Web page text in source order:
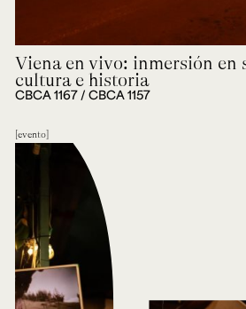
Viena en vivo: inmersión en
cultura e historia
CBCA 1167 / CBCA 1157
evento